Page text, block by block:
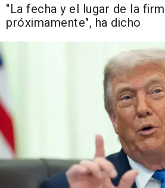
"La fecha y el lugar de la
próximamente", ha dicho